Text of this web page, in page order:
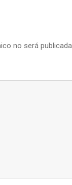
no será publicada.